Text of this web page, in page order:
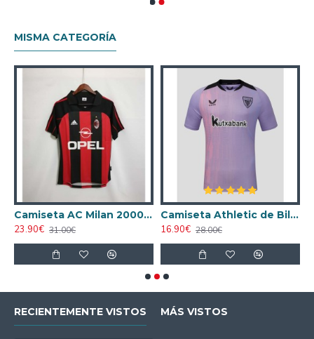
MISMA CATEGORÍA
Camiseta AC Milan 2000/2001 Local Retro
23.90€ 31.00€
Camiseta Athletic de Bilbao 2024/2025 Alternativo
16.90€ 28.00€
RECIENTEMENTE VISTOS MÁS VISTOS